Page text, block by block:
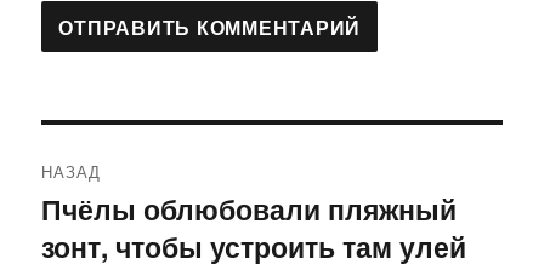
по
записям
НАЗАД
Предыдущая
запись:
Пчёлы облюбовали пляжный
зонт, чтобы устроить там улей